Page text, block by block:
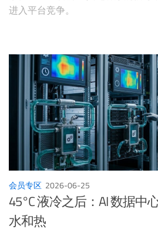
进入平台竞争。
会员专区 2026-06-25
45°C 液冷之后：AI 数据中
水和热